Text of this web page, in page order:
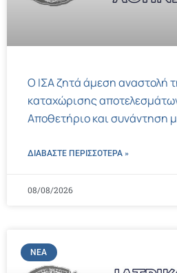
Ο ΙΣΑ ζητά άμεση αναστολή
καταχώρισης
Αποθετήριο και συνάντηση
ΔΙΑΒΑΣΤΕ ΠΕΡΙΣΣΌΤΕΡΑ »
08/08/2026
ΝΈΑ